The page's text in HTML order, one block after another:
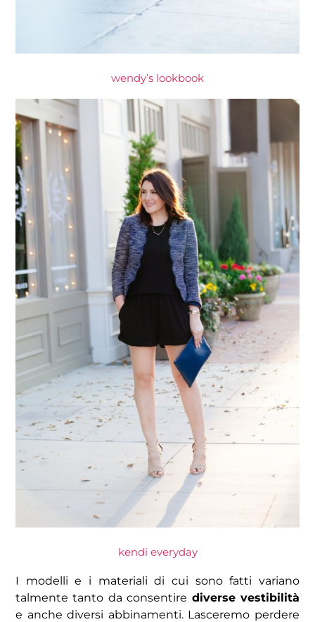
wendy’s lookbook
kendi everyday
I modelli e i materiali di cui sono fatti variano
talmente tanto da consentire diverse vestibilità
e anche diversi abbinamenti. Lasceremo perdere